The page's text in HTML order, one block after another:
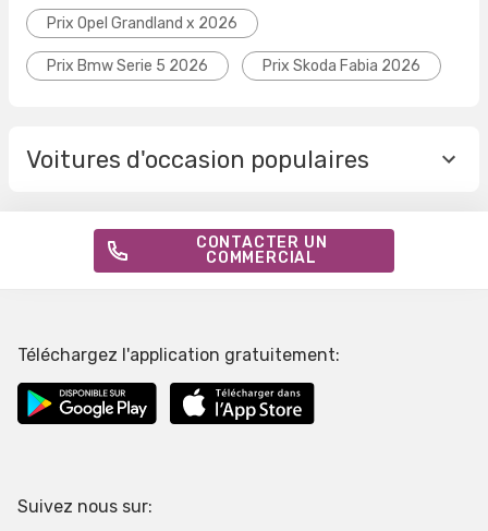
Prix Opel Grandland x 2026
Prix Bmw Serie 5 2026 Prix Skoda Fabia 2026
Voitures d'occasion populaires
CONTACTER UN
COMMERCIAL
Téléchargez l'application gratuitement:
Suivez nous sur: